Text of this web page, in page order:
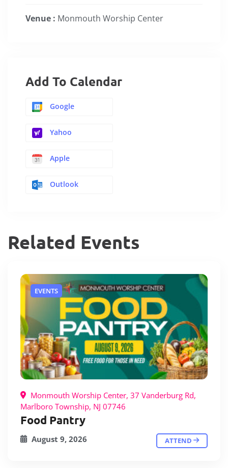
Venue : Monmouth Worship Center
Add To Calendar
Google
Yahoo
Apple
Outlook
Related Events
EVENTS
Monmouth Worship Center, 37 Vanderburg Rd,
Marlboro Township, NJ 07746
Food Pantry
August 9, 2026 ATTEND